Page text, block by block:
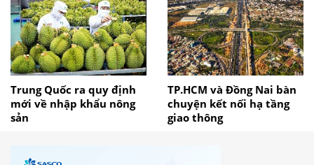
Trung Quốc ra quy định
mới về nhập khẩu nông
sản
TP.HCM và Đồng Nai bàn
chuyện kết nối hạ tầng
giao thông